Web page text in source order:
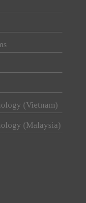
(Vietnam)
(Malaysia)